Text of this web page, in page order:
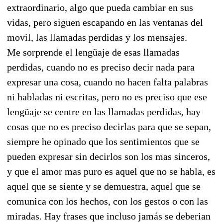
extraordinario, algo que pueda cambiar en sus
vidas, pero siguen escapando en las ventanas del
movil, las llamadas perdidas y los mensajes.
Me sorprende el lengüaje de esas llamadas
perdidas, cuando no es preciso decir nada para
expresar una cosa, cuando no hacen falta palabras
ni habladas ni escritas, pero no es preciso que ese
lengüaje se centre en las llamadas perdidas, hay
cosas que no es preciso decirlas para que se sepan,
siempre he opinado que los sentimientos que se
pueden expresar sin decirlos son los mas sinceros,
y que el amor mas puro es aquel que no se habla, es
aquel que se siente y se demuestra, aquel que se
comunica con los hechos, con los gestos o con las
miradas. Hay frases que incluso jamás se deberian